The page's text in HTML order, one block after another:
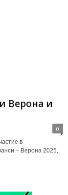
Верона и
0
в
– Верона 2025,